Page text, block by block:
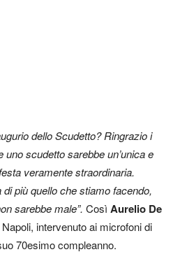
dello Scudetto? Ringrazio i
scudetto sarebbe un’unica e
veramente straordinaria.
più quello che stiamo facendo,
sarebbe male”. Così Aurelio De
intervenuto ai microfoni di
70esimo compleanno.